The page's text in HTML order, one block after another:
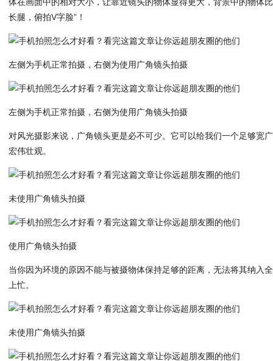
长腿，俯拍V字脸”！
左侧为手机正常拍摄，右侧为使用广角镜头拍摄
左侧为手机正常拍摄，右侧为使用广角镜头拍摄
对风光摄影来说，广角镜头更是必不可少。它可以给我们一个足够宽
宏伟壮观。
未使用广角镜头拍摄
使用广角镜头拍摄
当你因为环境的原因不能与被摄物体保持足够的距离，无法将其纳入
上忙。
未使用广角镜头拍摄